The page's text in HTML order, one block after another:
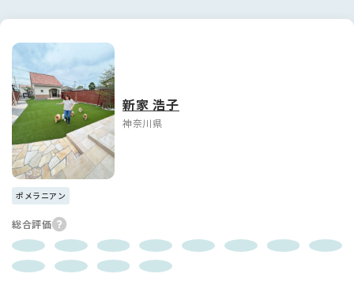
新家 浩子
神奈川県
ポメラニアン
総合評価